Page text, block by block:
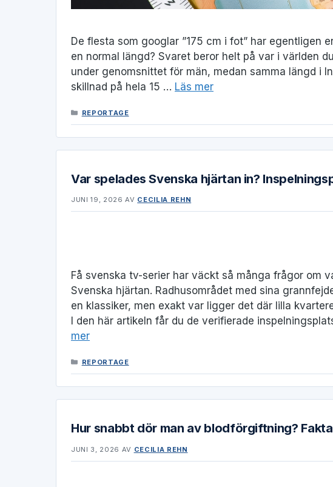
De flesta som googlar ”175 cm i fot” har egentligen
en normal längd? Svaret beror helt på var i världen
under genomsnittet för män, medan samma längd i
skillnad på hela 15 … Läs mer
KATEGORIER
REPORTAGE
Var spelades Svenska hjärtan in?
JUNI 19, 2026 AV CECILIA REHN
Få svenska tv-serier har väckt så många frågor om
Svenska hjärtan. Radhusområdet med sina
en klassiker, men exakt var ligger det där lilla
I den här artikeln får du de verifierade
mer
KATEGORIER
REPORTAGE
Hur snabbt dör man av blodförgiftning?
JUNI 3, 2026 AV CECILIA REHN